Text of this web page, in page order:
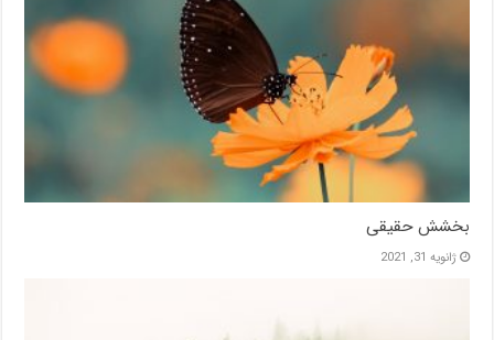
بخشش حقیقی
ژانویه 31, 2021